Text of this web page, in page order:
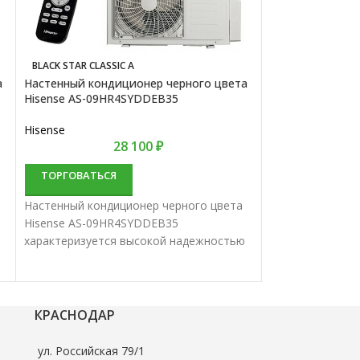
BLACK STAR CLASSIC A
Настенный кондиционер черного цвета
Hisense AS-09HR4SYDDEB35
Hisense
28 100₽
ТОРГОВАТЬСЯ
Настенный кондиционер черного цвета
Hisense AS-09HR4SYDDEB35
характеризуется высокой надежностью
небольших и средних помещений.
КРАСНОДАР
ул. Российская 79/1